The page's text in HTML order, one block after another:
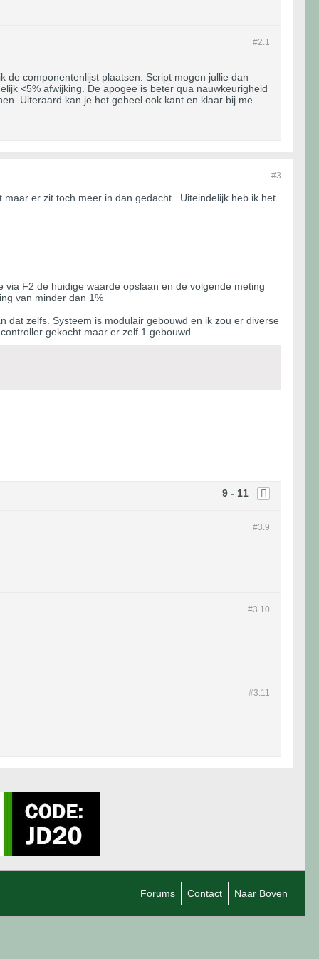
#2.1
de componentenlijst plaatsen. Script mogen jullie dan
<5% afwijking. De apogee is beter qua nauwkeurigheid
Uiteraard kan je het geheel ook kant en klaar bij me
#3
er zit toch meer in dan gedacht.. Uiteindelijk heb ik het
F2 de huidige waarde opslaan en de volgende meting
van minder dan 1%
dat zelfs. Systeem is modulair gebouwd en ik zou er diverse
gekocht maar er zelf 1 gebouwd.
9 - 11
#3.9
#3.10
#3.11
Forums Contact Naar Boven